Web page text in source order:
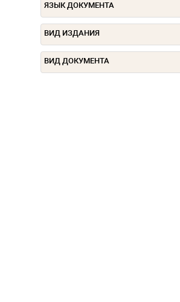
ЯЗЫК ДОКУМЕНТА
ВИД ИЗДАНИЯ
ВИД ДОКУМЕНТА